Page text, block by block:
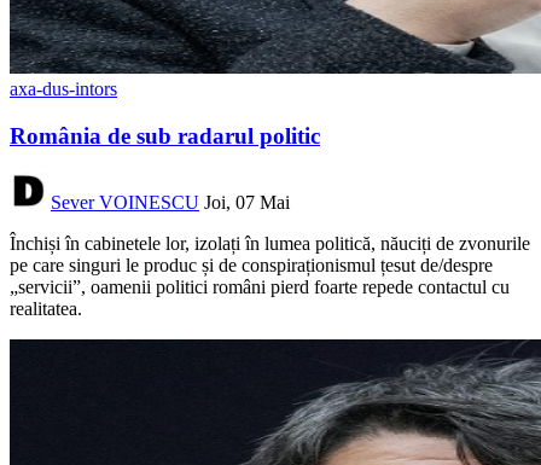
axa-dus-intors
România de sub radarul politic
Sever VOINESCU Joi, 07 Mai
Închiși în cabinetele lor, izolați în lumea politică, năuciți de zvonurile
pe care singuri le produc și de conspiraționismul țesut de/despre
„servicii”, oamenii politici români pierd foarte repede contactul cu
realitatea.